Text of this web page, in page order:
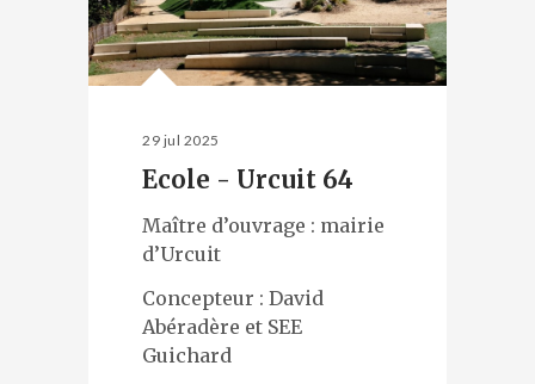
29 jul 2025
Ecole - Urcuit 64
Maître d’ouvrage : mairie
d’Urcuit
Concepteur : David
Abéradère et SEE
Guichard